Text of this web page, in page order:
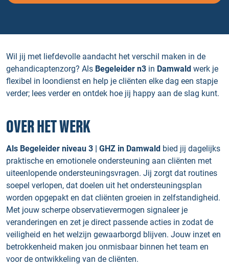
Wil jij met liefdevolle aandacht het verschil maken in de
gehandicaptenzorg? Als Begeleider n3 in Damwald werk je
flexibel in loondienst en help je cliënten elke dag een stapje
verder; lees verder en ontdek hoe jij happy aan de slag kunt.
OVER HET WERK
Als Begeleider niveau 3 | GHZ in Damwald bied jij dagelijks
praktische en emotionele ondersteuning aan cliënten met
uiteenlopende ondersteuningsvragen. Jij zorgt dat routines
soepel verlopen, dat doelen uit het ondersteuningsplan
worden opgepakt en dat cliënten groeien in zelfstandigheid.
Met jouw scherpe observatievermogen signaleer je
veranderingen en zet je direct passende acties in zodat de
veiligheid en het welzijn gewaarborgd blijven. Jouw inzet en
betrokkenheid maken jou onmisbaar binnen het team en
voor de ontwikkeling van de cliënten.